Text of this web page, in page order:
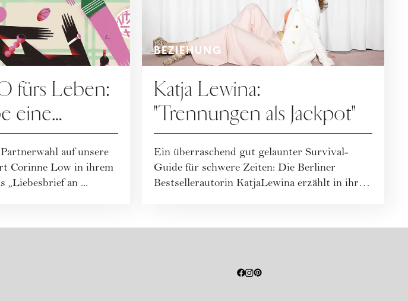
fürs Leben:
eine
ist
auf unsere
Corinne Low in ihrem
„Liebesbrief an ...
BEZIEHUNG
Katja Lewina:
"Trennungen als Jackpot"
Ein überraschend gut gelaunter Survival-
Guide für schwere Zeiten: Die Berliner
Bestsellerautorin KatjaLewina erzählt in ihrem